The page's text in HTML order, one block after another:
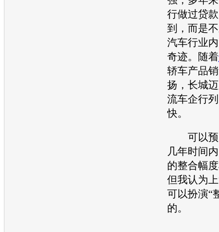
行做过贷
到，而是
汽车行业
奇迹。随着
轿车产品
扬， 长城
流车企行
快。
可以预
几年时间
的整合幅
但我认为
可以扮演“
的。